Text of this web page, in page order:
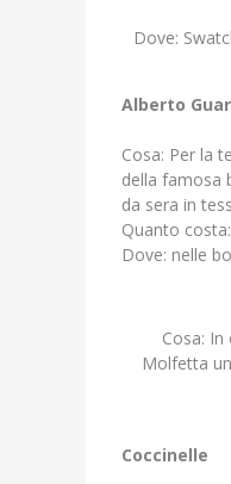
Dove:
Alberto
Cosa: Per la
della famosa
da sera in
Quanto
Dove: nelle
Cosa: In
Molfetta
Coccinelle